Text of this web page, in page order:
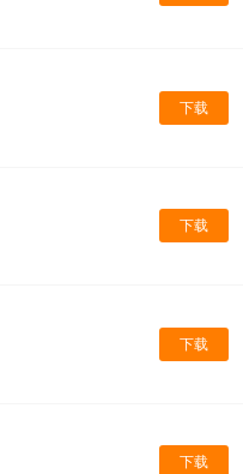
下载
下载
下载
下载